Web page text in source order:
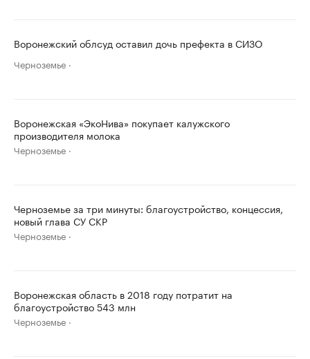
Воронежский облсуд оставил дочь префекта в СИЗО
Черноземье
Воронежская «ЭкоНива» покупает калужского
производителя молока
Черноземье
Черноземье за три минуты: благоустройство, концессия,
новый глава СУ СКР
Черноземье
Воронежская область в 2018 году потратит на
благоустройство 543 млн
Черноземье